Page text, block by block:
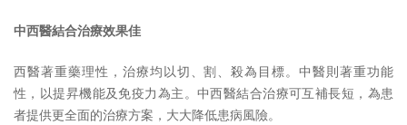
中西醫結合治療效果佳
西醫著重藥理性，治療均以切、割、殺為目標。中醫則著重功能
性，以提昇機能及免疫力為主。中西醫結合治療可互補長短，為患
者提供更全面的治療方案，大大降低患病風險。